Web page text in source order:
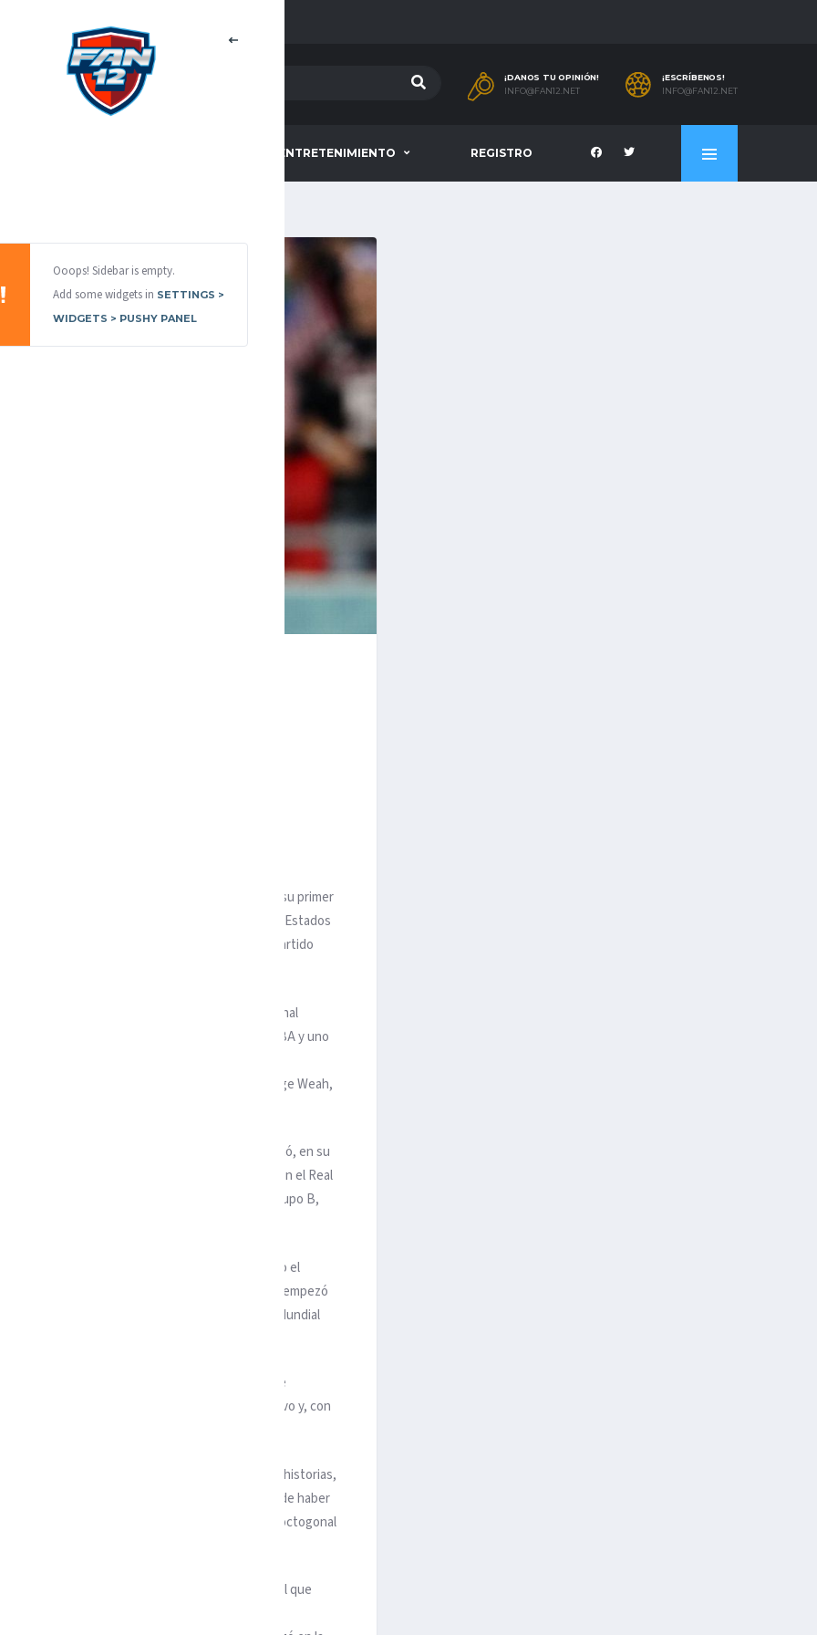
¡DANOS TU OPINIÓN!
INFO@FAN12.NET
¡ESCRÍBENOS!
INFO@FAN12.NET
ENTRETENIMIENTO REGISTRO
Ooops! Sidebar is empty.
Add some widgets in SETTINGS >
WIDGETS > PUSHY PANEL
del fútbol, debutó, a los 33 años, con gol, en su primer
no obstante, para que Galés empatase (1-1) con Estados
por los británicos en la segunda parte de un partido
la Major League Soccer (MLS), la liga profesional
del mítico Magic Johnson, leyenda de la NBA y uno
para el descanso Tim Weah, el hijo de George Weah,
el de 1958, en Suecia; y este lunes se estrenó, en su
-ganador de cinco Ligas de Campeones con el Real
los que pasa a ocupar el segundo puesto del grupo B,
Estados Unidos, donde el ‘soccer’ está dando el
-con el Cosmos de Pelé y Beckenbauer- y que empezó
sino que acabó tercera, en el primer Mundial
por el entonces muy creciente número de
el béisbol se convirtió en el deporte televisivo y, con
Corea y Japón- quiere recuperar aquellas viejas historias,
Le quiere imprimir un espíritu ganador, después de haber
logrado el pase a Catar tras acabar tercera el octogonal
Y fue Tyler Adams (Leeds United), de 23 años, el que